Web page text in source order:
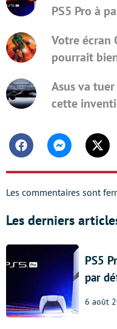
PS5 Pro à
Votre écran
pourrait
Asus va
cette
FacebookMessenger
Les commentaires sont
Les derniers
PS5
par
6 août